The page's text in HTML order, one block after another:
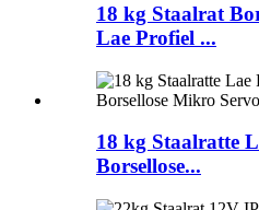
18 kg Staalrat
Lae Profiel ...
18 kg Staalratte
Borsellose...